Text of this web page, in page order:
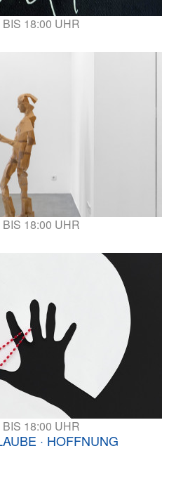
18:00 UHR
18:00 UHR
18:00 UHR
· HOFFNUNG